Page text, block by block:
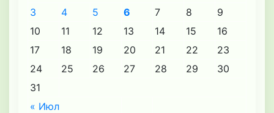
« Июл
3
4 5 6 7 8
9
10
11 12 13 14 15
16
17
18 19 20 21 22
23
24
25 26 27 28 29
30
31